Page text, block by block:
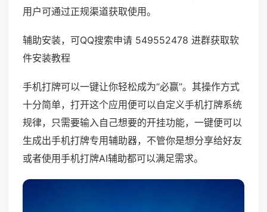
用户可通过正规渠道获取使用。
辅助安装，可QQ搜索申请 549552478 进群获取软
件安装教程
手机打牌可以一键让你轻松成为“必赢”。其操作方式
十分简单，打开这个应用便可以自定义手机打牌系统
规律，只需要输入自己想要的开挂功能，一键便可以
生成出手机打牌专用辅助器，不管你是想分享给好友
或者使用手机打牌AI辅助都可以满足需求。